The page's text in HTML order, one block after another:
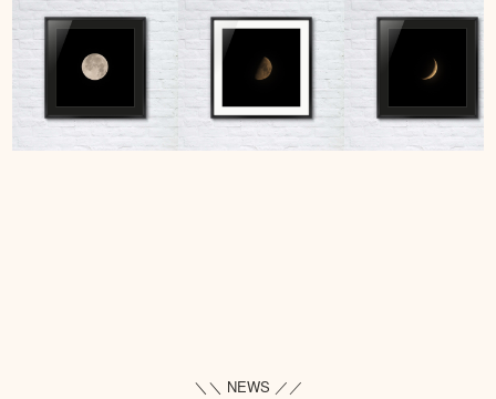
＼＼ NEWS ／／